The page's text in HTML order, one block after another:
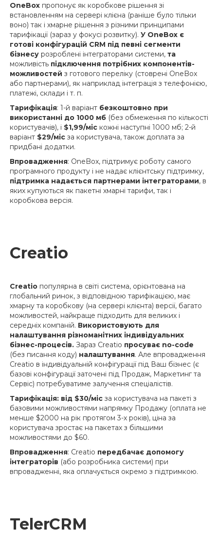
OneBox пропонує як коробкове рішення зі
встановленням на сервері клієна (раніше було тільки
воно) так і хмарне рішення з різними принципами
тарифікації (зараз у фокусі розвитку). У OneBox є
готові конфігурацій CRM під певні сегменти
бізнесу розроблені інтеграторами системи, та
можливість підключення потрібних компонентів-
можливостей з готового переліку (стоврені OneBox
або партнерами), як наприклад інтеграція з телефонією,
платежі, склади і т. п.
Тарифікація: 1-й варіант безкоштовно при
використанні до 1000 мб (без обмеження по кількості
користувачів), і $1,99/міс кожні наступні 1000 мб; 2-й
варіант $29/міс за користувача, також доплата за
придбані додатки.
Впровадження: OneBox, підтримує роботу самого
програмного продукту і не надає клієнтську підтримку,
підтримка надається партнерами інтеграторами, в
яких купуються як пакетні хмарні тарифи, так і
коробкова версія.
Creatio
Creatio популярна в світі система, орієнтована на
глобальний ринок, з відповідною тарифікацією, має
хмарну та коробкову (на сервері клієнта) версії, багато
можливостей, найкраще підходить для великих і
середніх компаній. Використовують для
налаштування різноманітних індивідуальних
бізнес-процесів. Зараз Creatio просуває no-code
(без писання коду) налаштування. Але впровадження
Creatio в індивідуальній конфігурації під Ваш бізнес (є
базові конфігурації заточені під Продаж, Маркетинг та
Сервіс) потребуватиме залучення спеціалістів.
Тарифікація: від $30/міс за користувача на пакеті з
базовими можливостями напрямку Продажу (оплата не
менше $2000 на рік протягом 3-х років), ціна за
користувача зростає на пакетах з більшими
можливостями до $60.
Впровадження: Creatio передбачає допомогу
інтеграторів (або розробника системи) при
впровадженні, яка оплачується окремо з підтримкою.
TelerCRM